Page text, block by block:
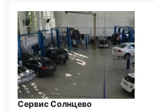
Сервис Солнцево